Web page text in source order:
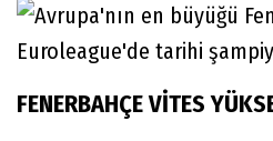
FENERBAHÇE VİTES